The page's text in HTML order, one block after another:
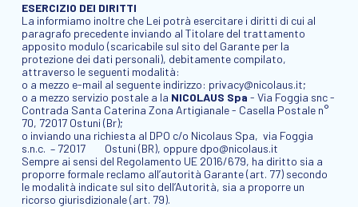
ESERCIZIO DEI DIRITTI
La informiamo inoltre che Lei potrà esercitare i diritti di cui al
paragrafo precedente inviando al Titolare del trattamento
apposito modulo (scaricabile sul sito del Garante per la
protezione dei dati personali), debitamente compilato,
attraverso le seguenti modalità:
o a mezzo e-mail al seguente indirizzo: privacy@nicolaus.it;
o a mezzo servizio postale a la NICOLAUS Spa - Via Foggia snc -
Contrada Santa Caterina Zona Artigianale - Casella Postale n°
70, 72017 Ostuni (Br);
o inviando una richiesta al DPO c/o Nicolaus Spa, via Foggia
s.n.c. – 72017 Ostuni (BR), oppure dpo@nicolaus.it
Sempre ai sensi del Regolamento UE 2016/679, ha diritto sia a
proporre formale reclamo all’autorità Garante (art. 77) secondo
le modalità indicate sul sito dell’Autorità, sia a proporre un
ricorso giurisdizionale (art. 79).